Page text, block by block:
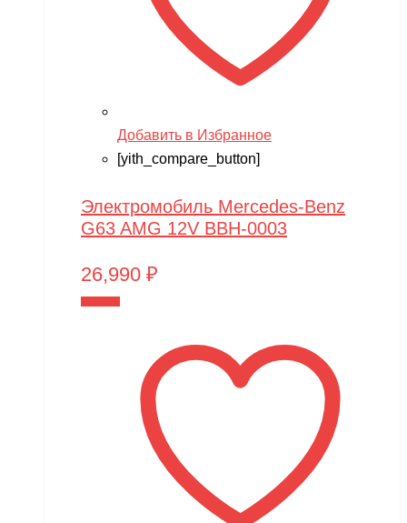
Добавить в Избранное
[yith_compare_button]
Электромобиль Mercedes-Benz
G63 AMG 12V BBH-0003
26,990 ₽